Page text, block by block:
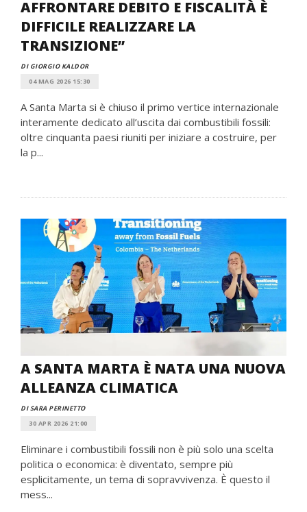
AFFRONTARE DEBITO E FISCALITÀ È
DIFFICILE REALIZZARE LA
TRANSIZIONE”
DI GIORGIO KALDOR
04 MAG 2026 15:30
A Santa Marta si è chiuso il primo vertice internazionale
interamente dedicato all’uscita dai combustibili fossili:
oltre cinquanta paesi riuniti per iniziare a costruire, per
la p...
A SANTA MARTA È NATA UNA NUOVA
ALLEANZA CLIMATICA
DI SARA PERINETTO
30 APR 2026 21:00
Eliminare i combustibili fossili non è più solo una scelta
politica o economica: è diventato, sempre più
esplicitamente, un tema di sopravvivenza. È questo il
mess...